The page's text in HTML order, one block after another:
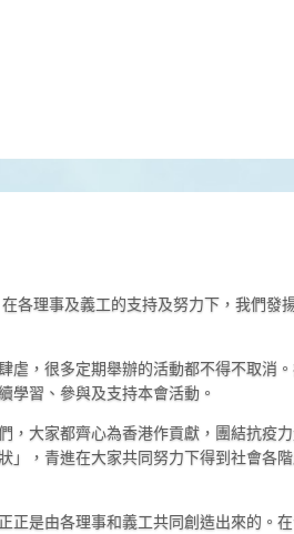
各理事及義工的支持及努力下，我們發
虐，很多定期舉辦的活動都不得不取消
學習、參與及支持本會活動。
，大家都齊心為香港作貢獻，團結抗疫
」，青進在大家共同努力下得到社會各
正是由各理事和義工共同創造出來的。